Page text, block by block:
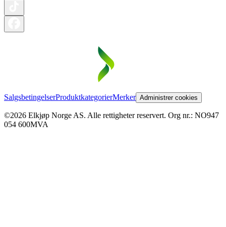
SalgsbetingelserProduktkategorierMerker Administrer cookies
©2026 Elkjøp Norge AS. Alle rettigheter reservert. Org nr.: NO947
054 600MVA